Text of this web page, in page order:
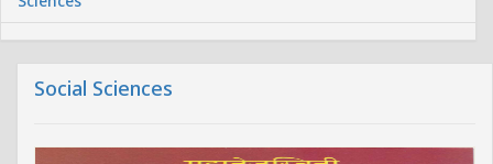
Social Sciences